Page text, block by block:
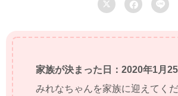
  
家族が決まった日：2020年1月25
みれなちゃんを家族に迎えてく